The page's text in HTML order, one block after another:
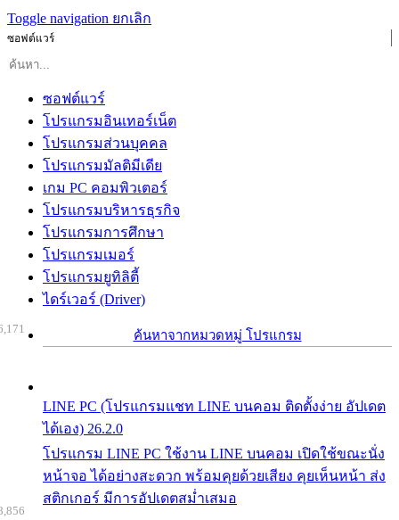
Toggle navigation ยกเลิก
ซอฟต์แวร์
ซอฟต์แวร์
โปรแกรมอินเทอร์เน็ต
โปรแกรมส่วนบุคคล
โปรแกรมมัลติมีเดีย
เกม PC คอมพิวเตอร์
โปรแกรมบริหารธุรกิจ
โปรแกรมการศึกษา
โปรแกรมเมอร์
โปรแกรมยูทิลิตี้
ไดร์เวอร์ (Driver)
ค้นหาจากหมวดหมู่ โปรแกรม
LINE PC (โปรแกรมแชท LINE บนคอม ติดตั้งง่าย อัปเดต
ได้เอง) 26.2.0
โปรแกรม LINE PC ใช้งาน LINE บนคอม เปิดใช้ขณะนั่ง
หน้าจอ ได้อย่างสะดวก พร้อมคุยด้วยเสียง คุยเห็นหน้า ส่ง
สติกเกอร์ มีการอัปเดตสม่ำเสมอ